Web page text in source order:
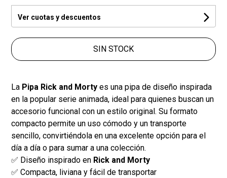
Ver cuotas y descuentos
SIN STOCK
La Pipa Rick and Morty es una pipa de diseño inspirada
en la popular serie animada, ideal para quienes buscan un
accesorio funcional con un estilo original. Su formato
compacto permite un uso cómodo y un transporte
sencillo, convirtiéndola en una excelente opción para el
día a día o para sumar a una colección.
✅ Diseño inspirado en Rick and Morty
✅ Compacta, liviana y fácil de transportar